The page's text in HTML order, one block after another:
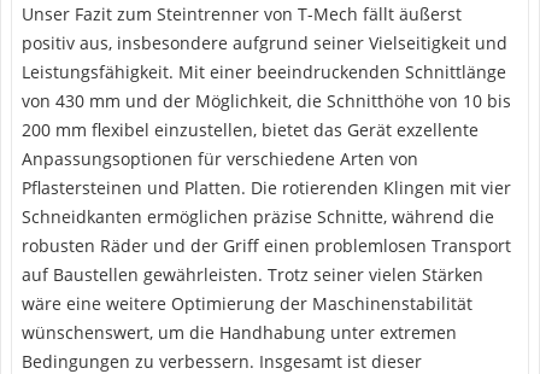
Unser Fazit zum Steintrenner von T-Mech fällt äußerst
positiv aus, insbesondere aufgrund seiner Vielseitigkeit und
Leistungsfähigkeit. Mit einer beeindruckenden Schnittlänge
von 430 mm und der Möglichkeit, die Schnitthöhe von 10 bis
200 mm flexibel einzustellen, bietet das Gerät exzellente
Anpassungsoptionen für verschiedene Arten von
Pflastersteinen und Platten. Die rotierenden Klingen mit vier
Schneidkanten ermöglichen präzise Schnitte, während die
robusten Räder und der Griff einen problemlosen Transport
auf Baustellen gewährleisten. Trotz seiner vielen Stärken
wäre eine weitere Optimierung der Maschinenstabilität
wünschenswert, um die Handhabung unter extremen
Bedingungen zu verbessern. Insgesamt ist dieser